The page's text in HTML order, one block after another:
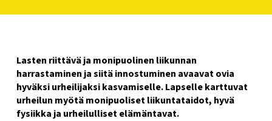
Lasten riittävä ja monipuolinen liikunnan
harrastaminen ja siitä innostuminen avaavat ovia
hyväksi urheilijaksi kasvamiselle. Lapselle karttuvat
urheilun myötä monipuoliset liikuntataidot, hyvä
fysiikka ja urheilulliset elämäntavat.